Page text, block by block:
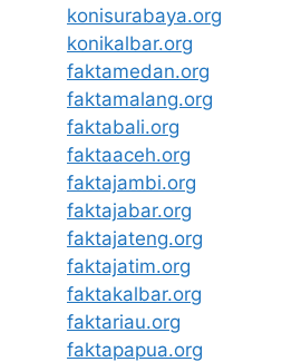
konisurabaya.org
konikalbar.org
faktamedan.org
faktamalang.org
faktabali.org
faktaaceh.org
faktajambi.org
faktajabar.org
faktajateng.org
faktajatim.org
faktakalbar.org
faktariau.org
faktapapua.org